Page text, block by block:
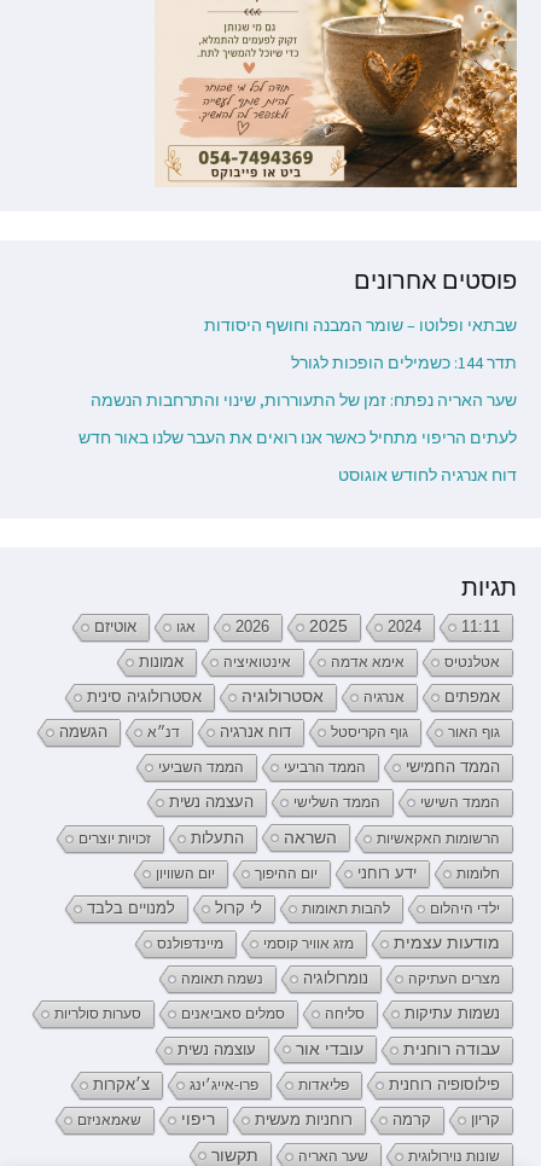
פוסטים אחרונים
שבתאי ופלוטו – שומר המבנה וחושף היסודות
תדר 144: כשמילים הופכות לגורל
שער האריה נפתח: זמן של התעוררות, שינוי והתרחבות הנשמה
לעתים הריפוי מתחיל כאשר אנו רואים את העבר שלנו באור חדש
דוח אנרגיה לחודש אוגוסט
תגיות
11:11
2024
2025
2026 אגו אוטיזם
אטלנטיס אימא אדמה אינטואיציה אמונות
אמפתים אנרגיה אסטרולוגיה אסטרולוגיה סינית
גוף האור גוף הקריסטל דוח אנרגיה דנ״א הגשמה
הממד החמישי הממד הרביעי הממד השביעי
הממד השישי הממד השלישי העצמה נשית
הרשומות האקאשיות השראה התעלות זכויות יוצרים
חלומות ידע רוחני יום ההיפוך יום השוויון
ילדי היהלום להבות תאומות לי קרול למנויים בלבד
מודעות עצמית מזג אוויר קוסמי מיינדפולנס
מצרים העתיקה נומרולוגיה נשמה תאומה
נשמות עתיקות סליחה סמלים סאביאנים סערות סולריות
עבודה רוחנית עובדי אור
עוצמה נשית
פילוסופיה רוחנית
פליאדות פרו-אייג׳ינג צ׳אקרות
קריון קרמה רוחניות מעשית ריפוי שאמאניזם
שונות נוירולוגית שער האריה תקשור